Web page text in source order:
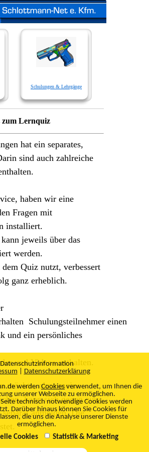
Schulungen & Lehrgänge
zum Lernquiz
hat ein separates,
sind auch zahlreiche
haben wir eine
Fragen mit
installiert.
jeweils über das
werden.
Quiz nutzt, verbessert
ganz erheblich.
Schulungsteilnehmer einen
und ein persönliches
und Videos enthalten.
möchte, ohne meine
kann sich gegen eine
anmelden. Die
Datenschutzinformation
Datenschutzerklärung
werden Cookies verwendet, um Ihnen die
unserer Webseite zu ermöglichen.
technisch notwendige Cookies werden
Darüber hinaus können Sie Cookies für
die uns die Analyse unserer Dienste
ermöglichen.
Cookies
Statistik & Marketing